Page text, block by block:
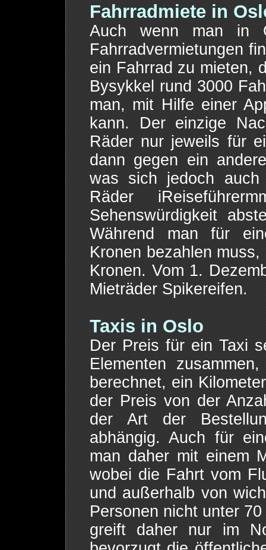
Fahrradmiete in
Auch wenn man in
Fahrradvermietungen
ein Fahrrad zu mieten,
Bysykkel rund 3000
man, mit Hilfe einer
kann. Der einzige
Räder nur jeweils für
dann gegen ein
was sich jedoch
Räder
Sehenswürdigkeit
Während man für
Kronen bezahlen
Kronen. Vom 1.
Mieträder Spikereifen.
Taxis in Oslo
Der Preis für ein Taxi
Elementen
berechnet, ein
der Preis von der
der Art der
abhängig. Auch für
man daher mit einem
wobei die Fahrt vom
und außerhalb von
Personen nicht unter
greift daher nur im